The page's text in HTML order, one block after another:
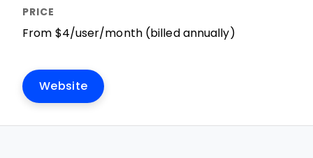
From $4/user/month (billed annually)
Website